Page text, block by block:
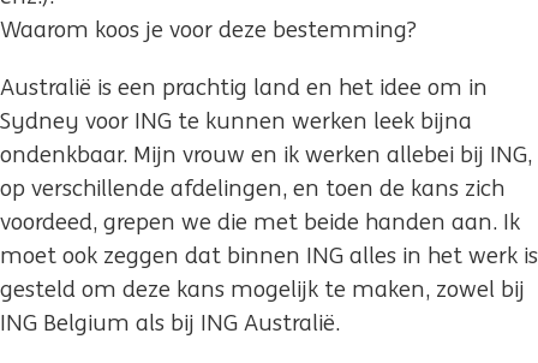
Waarom koos je voor deze bestemming?
Australië is een prachtig land en het idee om in
Sydney voor ING te kunnen werken leek bijna
ondenkbaar. Mijn vrouw en ik werken allebei bij ING,
op verschillende afdelingen, en toen de kans zich
voordeed, grepen we die met beide handen aan. Ik
moet ook zeggen dat binnen ING alles in het werk is
gesteld om deze kans mogelijk te maken, zowel bij
ING Belgium als bij ING Australië.